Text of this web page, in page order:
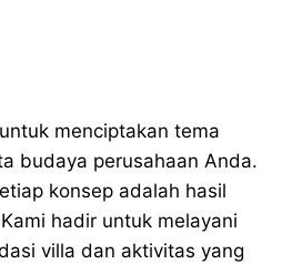
menciptakan tema
budaya perusahaan Anda.
konsep adalah hasil
hadir untuk melayani
villa dan aktivitas yang